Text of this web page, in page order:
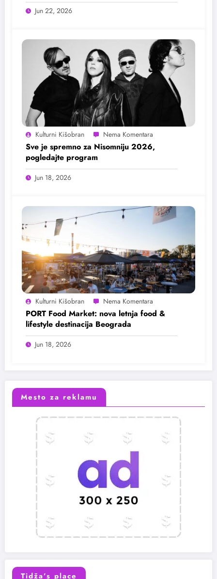
Jun 22, 2026
Kulturni Kišobran
Sve je spremno za Nisomniju 2026,
pogledajte program
Jun 18, 2026
Kulturni Kišobran
PORT Food Market: nova letnja food &
lifestyle destinacija Beograda
Jun 18, 2026
Mesto za reklamu
Tidža’s place